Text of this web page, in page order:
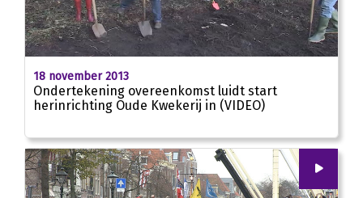
18 november 2013
Ondertekening overeenkomst luidt start
herinrichting Oude Kwekerij in (VIDEO)